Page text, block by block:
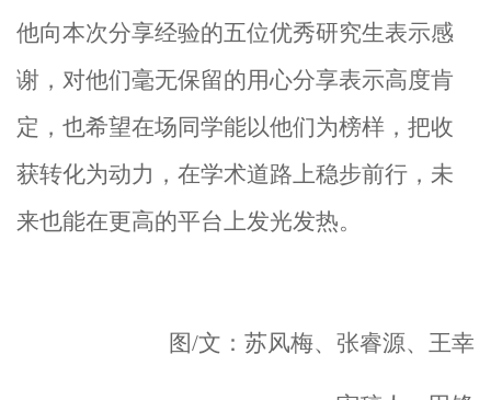
他向本次分享经验的五位优秀研究生表示感
谢，对他们毫无保留的用心分享表示高度肯
定，也希望在场同学能以他们为榜样，把收
获转化为动力，在学术道路上稳步前行，未
来也能在更高的平台上发光发热。
图/文 ：苏风梅、 张睿源、 王幸